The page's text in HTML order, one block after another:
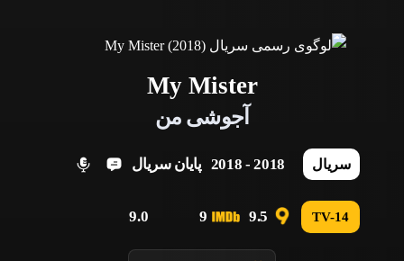
My Mister
آجوشی من
سریال 2018 - 2018 پایان سریال
TV-14
9.5
9
9.0